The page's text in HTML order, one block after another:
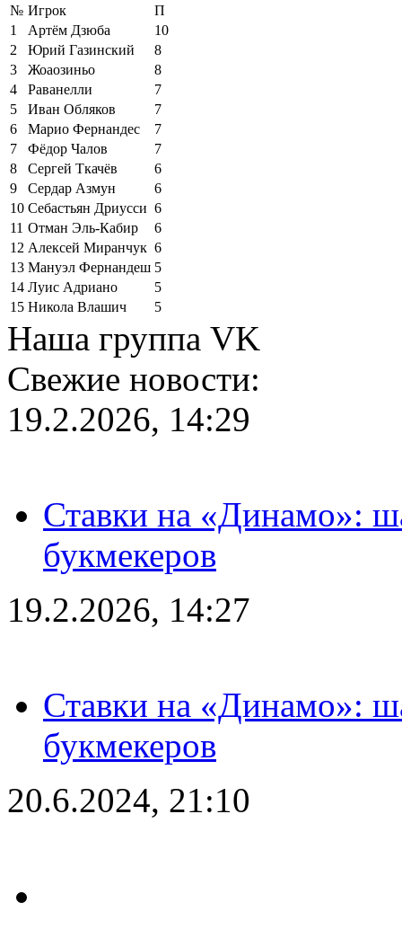
№ Игрок
П
1
Артём Дзюба
10
2
Юрий Газинский
8
3
Жоаозиньо
8
4
Раванелли
7
5
Иван Обляков
7
6
Марио Фернандес
7
7
Фёдор Чалов
7
8
Сергей Ткачёв
6
9
Сердар Азмун
6
10 Себастьян Дриусси 6
11 Отман Эль-Кабир
6
12 Алексей Миранчук 6
13 Мануэл Фернандеш 5
14 Луис Адриано
5
15 Никола Влашич 5
Наша группа VK
Свежие новости:
19.2.2026, 14:29
Ставки на «Динамо»:
букмекеров
19.2.2026, 14:27
Ставки на «Динамо»:
букмекеров
20.6.2024, 21:10